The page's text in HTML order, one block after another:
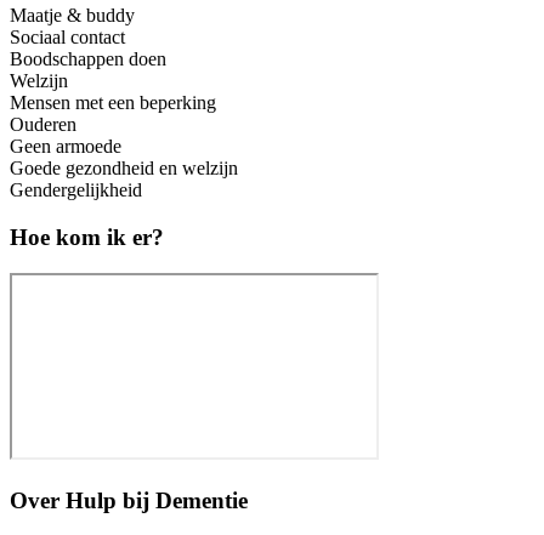
Maatje & buddy
Sociaal contact
Boodschappen doen
Welzijn
Mensen met een beperking
Ouderen
Geen armoede
Goede gezondheid en welzijn
Gendergelijkheid
Hoe kom ik er?
Over Hulp bij Dementie